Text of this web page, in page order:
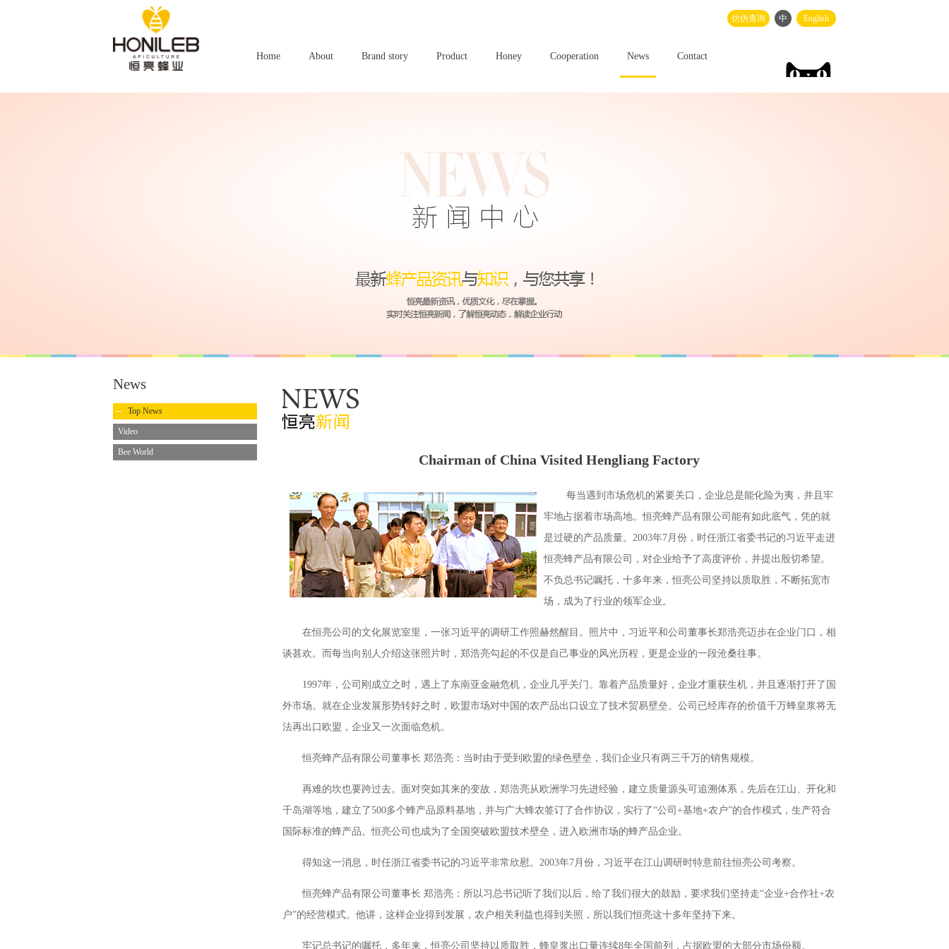
仿伪查询 中 English
Home About Brand story Product Honey Cooperation News Contact
News
Top News
Video
Bee World
Chairman of China Visited Hengliang Factory
每当遇到市场危机的紧要关口，企业总是能化险为夷，并且牢
牢地占据着市场高地。恒亮蜂产品有限公司能有如此底气，凭的就
是过硬的产品质量。2003年7月份，时任浙江省委书记的习近平走进
恒亮蜂产品有限公司，对企业给予了高度评价，并提出殷切希望。
不负总书记嘱托，十多年来，恒亮公司坚持以质取胜，不断拓宽市
场，成为了行业的领军企业。
在恒亮公司的文化展览室里，一张习近平的调研工作照赫然醒目。照片中，习近平和公司董事长郑浩亮迈步在企业门口，相
谈甚欢。而每当向别人介绍这张照片时，郑浩亮勾起的不仅是自己事业的风光历程，更是企业的一段沧桑往事。
1997年，公司刚成立之时，遇上了东南亚金融危机，企业几乎关门。靠着产品质量好，企业才重获生机，并且逐渐打开了国
外市场。就在企业发展形势转好之时，欧盟市场对中国的农产品出口设立了技术贸易壁垒。公司已经库存的价值千万蜂皇浆将无
法再出口欧盟，企业又一次面临危机。
恒亮蜂产品有限公司董事长 郑浩亮：当时由于受到欧盟的绿色壁垒，我们企业只有两三千万的销售规模。
再难的坎也要跨过去。面对突如其来的变故，郑浩亮从欧洲学习先进经验，建立质量源头可追溯体系，先后在江山、开化和
千岛湖等地，建立了500多个蜂产品原料基地，并与广大蜂农签订了合作协议，实行了“公司+基地+农户”的合作模式，生产符合
国际标准的蜂产品。恒亮公司也成为了全国突破欧盟技术壁垒，进入欧洲市场的蜂产品企业。
得知这一消息，时任浙江省委书记的习近平非常欣慰。2003年7月份，习近平在江山调研时特意前往恒亮公司考察。
恒亮蜂产品有限公司董事长 郑浩亮：所以习总书记听了我们以后，给了我们很大的鼓励，要求我们坚持走“企业+合作社+农
户”的经营模式。他讲，这样企业得到发展，农户相关利益也得到关照，所以我们恒亮这十多年坚持下来。
牢记总书记的嘱托，多年来，恒亮公司坚持以质取胜，蜂皇浆出口量连续8年全国前列，占据欧盟的大部分市场份额。